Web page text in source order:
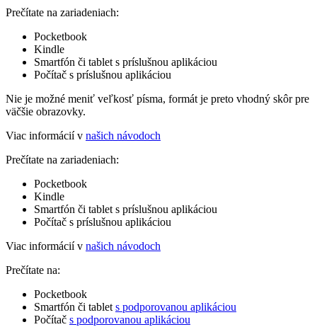
Prečítate na zariadeniach:
Pocketbook
Kindle
Smartfón či tablet s príslušnou aplikáciou
Počítač s príslušnou aplikáciou
Nie je možné meniť veľkosť písma, formát je preto vhodný skôr pre
väčšie obrazovky.
Viac informácií v našich návodoch
Prečítate na zariadeniach:
Pocketbook
Kindle
Smartfón či tablet s príslušnou aplikáciou
Počítač s príslušnou aplikáciou
Viac informácií v našich návodoch
Prečítate na:
Pocketbook
Smartfón či tablet s podporovanou aplikáciou
Počítač s podporovanou aplikáciou